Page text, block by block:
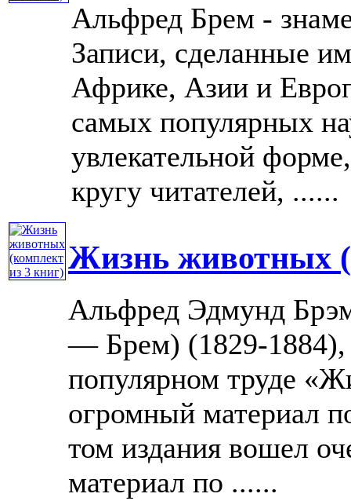
Альфред Брем -
Записи, сделанные
Африке, Азии и
самых популярных
увлекательной
кругу читателей, ......
Жизнь животных
Альфред Эдмунд
— Брем) (1829-1884),
популярном труде
огромный материал
том издания вошел
материал по ......